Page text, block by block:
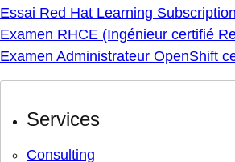
Essai Red Hat Learning
Examen RHCE (Ingénieur certifié
Examen Administrateur OpenShift
Services
Consulting